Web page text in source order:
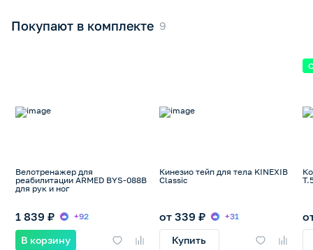
Покупают в комплекте
Велотренажер для
реабилитации ARMED BYS-088B
для рук и ног
1 839 ₽ +92
В корзину
Кинезио тейп для тела KINEXIB
Classic
от 339 ₽ +31
Купить